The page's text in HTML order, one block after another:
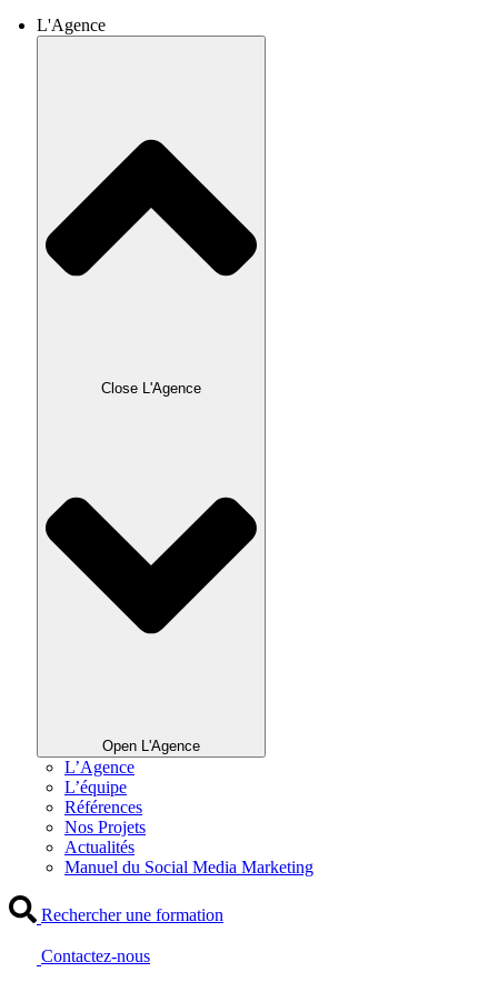
L'Agence
Close L'Agence
Open L'Agence
L’Agence
L’équipe
Références
Nos Projets
Actualités
Manuel du Social Media Marketing
Rechercher une formation
Contactez-nous